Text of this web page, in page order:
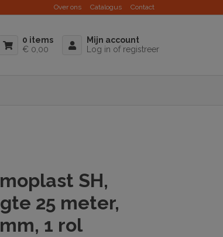
Over ons Catalogus Contact
0 items
€ 0,00
Mijn account
Log in of registreer
SH,
25 meter,
1 rol